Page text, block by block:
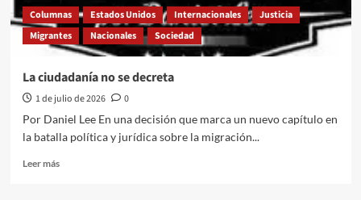
en
objetivo
político
Columnas Estados Unidos Internacionales
Justicia
Migrantes
Nacionales Sociedad
La ciudadanía no se decreta
1 de julio de 2026
0
Por Daniel Lee En una decisión que marca un nuevo capítulo en
la batalla política y jurídica sobre la migración...
Leer másLeer